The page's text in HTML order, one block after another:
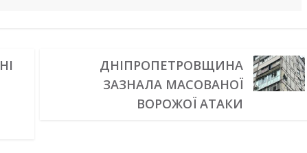
ДНІПРОПЕТРОВЩИНА
ЗАЗНАЛА МАСОВАНОЇ
ВОРОЖОЇ АТАКИ